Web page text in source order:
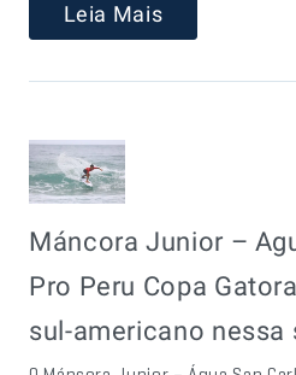
Leia Mais
Máncora Junior –
Pro Peru Copa
sul-americano nessa